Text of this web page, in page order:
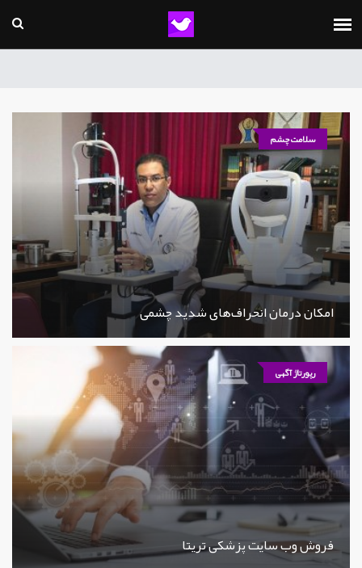
سلامت چشم
امکان درمان انحراف‌های شدید چشمی
رپورتاژ آگهی
فروش وب سایت پزشکی تریتا